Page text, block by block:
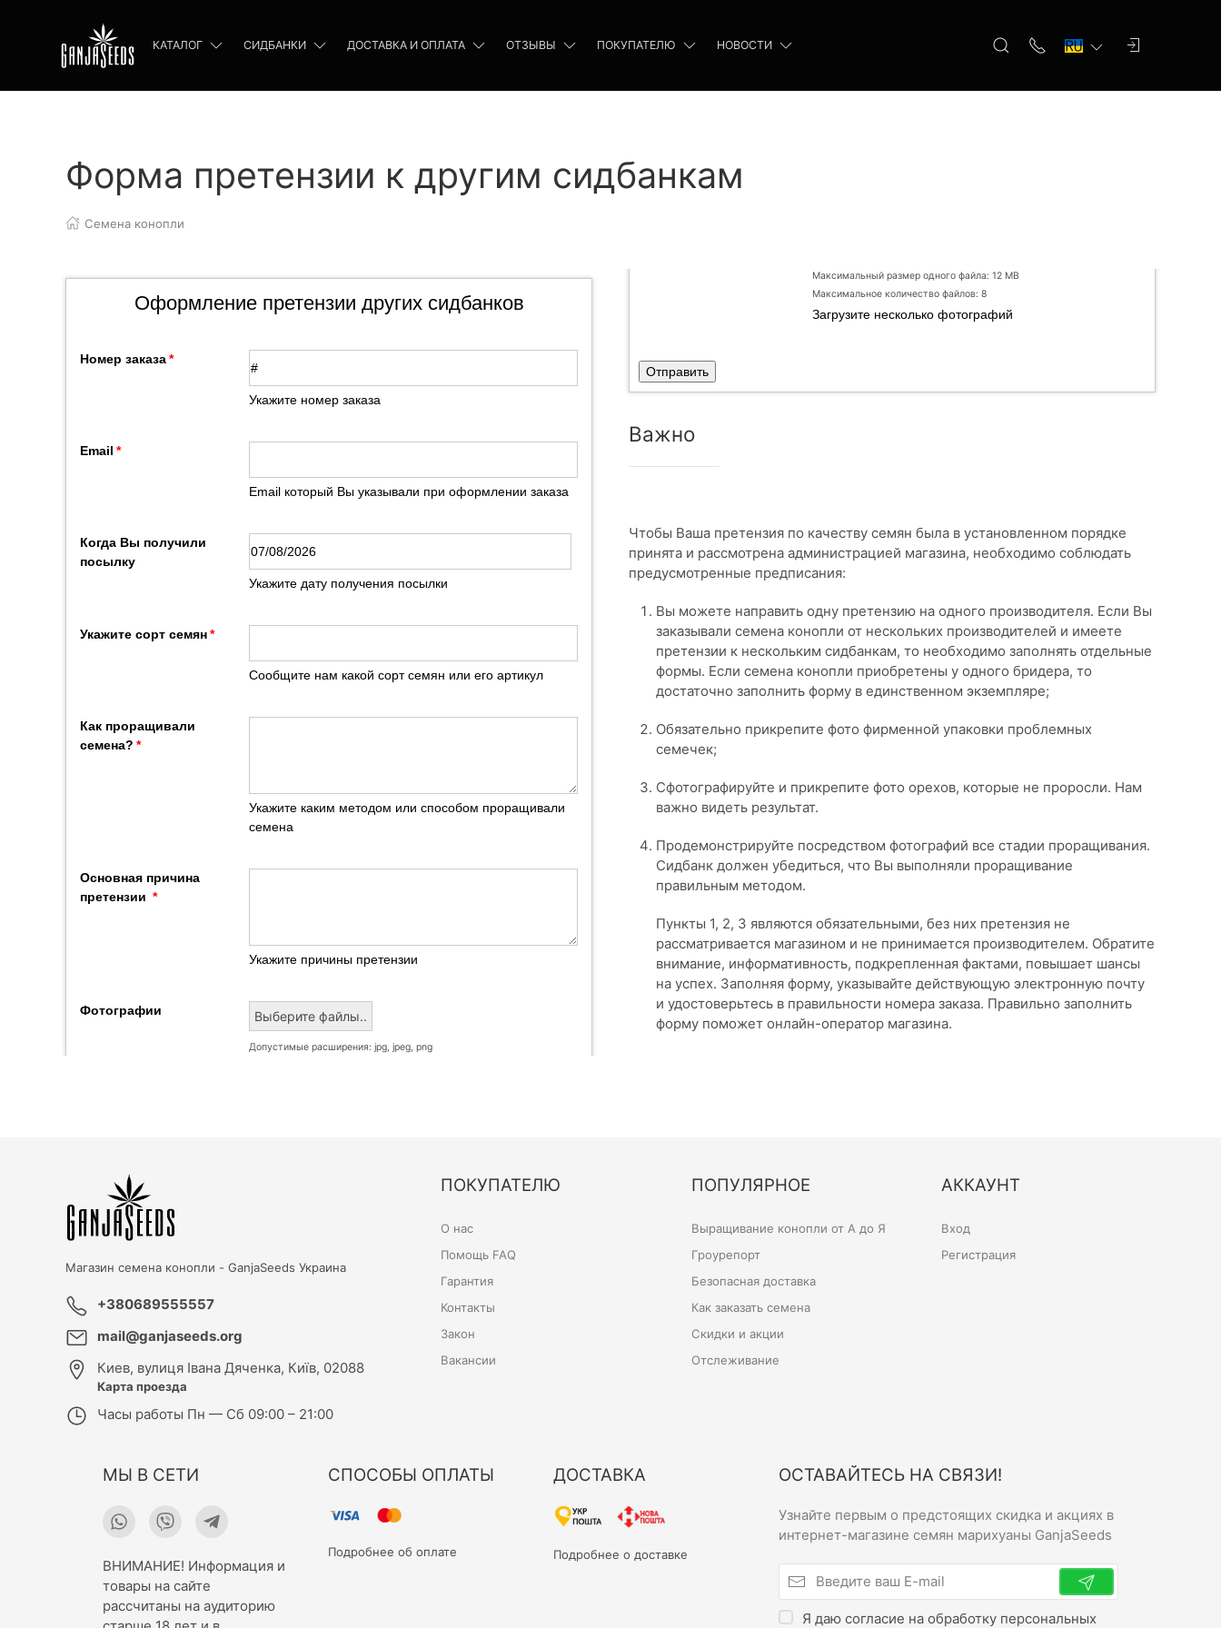
КАТАЛОГ СИДБАНКИ ДОСТАВКА И ОПЛАТА ОТЗЫВЫ ПОКУПАТЕЛЮ НОВОСТИ
Форма претензии к другим сидбанкам
Семена конопли
Оформление претензии других сидбанков
Номер заказа
Укажите номер заказа
Email
Email который Вы указывали при оформлении заказа
Когда Вы получили
посылку
Укажите дату получения посылки
Укажите сорт семян
Сообщите нам какой сорт семян или его артикул
Как проращивали
семена?
Укажите каким методом или способом проращивали
семена
Основная причина
претензии
Укажите причины претензии
Фотографии Выберите файлы..
Допустимые расширения: jpg, jpeg, png
Максимальный размер одного файла: 12 MB
Максимальное количество файлов: 8
Загрузите несколько фотографий
Отправить
Важно
Чтобы Ваша претензия по качеству семян была в установленном порядке
принята и рассмотрена администрацией магазина, необходимо соблюдать
предусмотренные предписания:
Вы можете направить одну претензию на одного производителя. Если Вы
заказывали семена конопли от нескольких производителей и имеете
претензии к нескольким сидбанкам, то необходимо заполнять отдельные
формы. Если семена конопли приобретены у одного бридера, то
достаточно заполнить форму в единственном экземпляре;
Обязательно прикрепите фото фирменной упаковки проблемных
семечек;
Сфотографируйте и прикрепите фото орехов, которые не проросли. Нам
важно видеть результат.
Продемонстрируйте посредством фотографий все стадии проращивания.
Сидбанк должен убедиться, что Вы выполняли проращивание
правильным методом.
Пункты 1, 2, 3 являются обязательными, без них претензия не
рассматривается магазином и не принимается производителем. Обратите
внимание, информативность, подкрепленная фактами, повышает шансы
на успех. Заполняя форму, указывайте действующую электронную почту
и удостоверьтесь в правильности номера заказа. Правильно заполнить
форму поможет онлайн-оператор магазина.
Магазин семена конопли - GanjaSeeds Украина
+380689555557
mail@ganjaseeds.org
Киев, вулиця Івана Дяченка, Київ, 02088
Карта проезда
Часы работы Пн — Сб 09:00 – 21:00
ПОКУПАТЕЛЮ
О нас
Помощь FAQ
Гарантия
Контакты
Закон
Вакансии
ПОПУЛЯРНОЕ
Выращивание конопли от А до Я
Гроурепорт
Безопасная доставка
Как заказать семена
Скидки и акции
Отслеживание
АККАУНТ
Вход
Регистрация
МЫ В СЕТИ
ВНИМАНИЕ! Информация и
товары на сайте
рассчитаны на аудиторию
СПОСОБЫ ОПЛАТЫ
Подробнее об оплате
ДОСТАВКА
Подробнее о доставке
ОСТАВАЙТЕСЬ НА СВЯЗИ!
Узнайте первым о предстоящих скидка и акциях в
интернет-магазине семян марихуаны GanjaSeeds
Я даю согласие на обработку персональных